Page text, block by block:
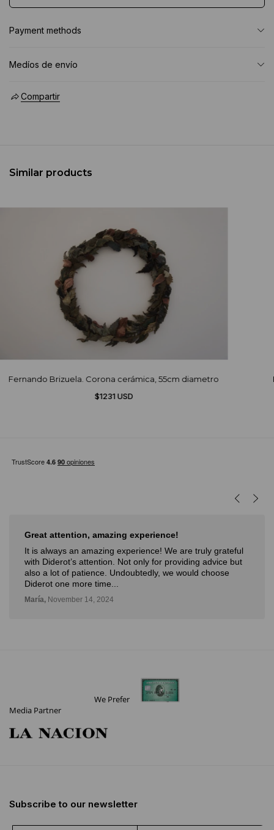
Payment methods
Medíos de envío
Compartir
Similar products
Fernando Brizuela. Corona cerámica, 55cm diametro
$1231 USD
experience!
We are truly grateful
only for providing advice but
we would choose
Muy buena experiencia
Muy buena experiencia.
novedosa forma de poder
con la posibilidad de
We Prefer
Media Partner
Subscribe to our newsletter